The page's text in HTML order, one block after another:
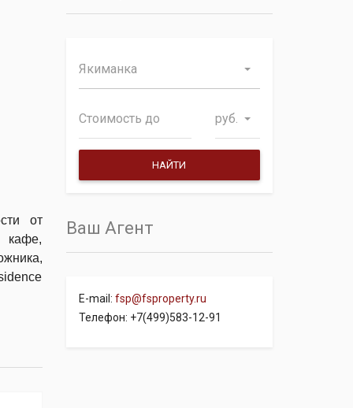
от
кафе,
Якиманка
руб.
Ваш Агент
E-mail: fsp@fsproperty.ru
Телефон: +7(499)583-12-91